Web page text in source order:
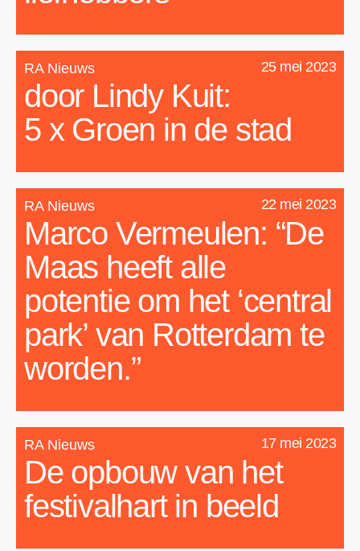
RA Nieuws 25 mei 2023
door Lindy Kuit:
5 x Groen in de stad
RA Nieuws 22 mei 2023
Marco Vermeulen: “De
Maas heeft alle
potentie om het ‘central
park’ van Rotterdam te
worden.”
RA Nieuws 17 mei 2023
De opbouw van het
festivalhart in beeld